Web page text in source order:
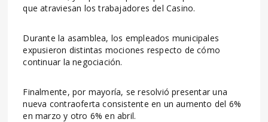
que atraviesan los trabajadores del Casino.
Durante la asamblea, los empleados municipales
expusieron distintas mociones respecto de cómo
continuar la negociación.
Finalmente, por mayoría, se resolvió presentar una
nueva contraoferta consistente en un aumento del 6%
en marzo y otro 6% en abril.